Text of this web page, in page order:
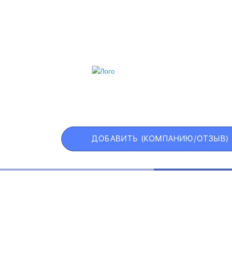
ДОБАВИТЬ (КОМПАНИЮ/ОТЗЫВ)